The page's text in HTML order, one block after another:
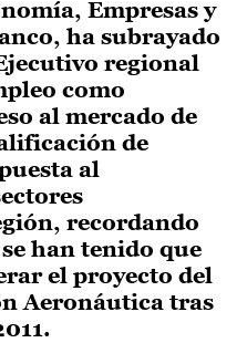
Empresas y
ha subrayado
regional
como
al mercado de
de
al
recordando
han tenido que
el proyecto del
Aeronáutica tras